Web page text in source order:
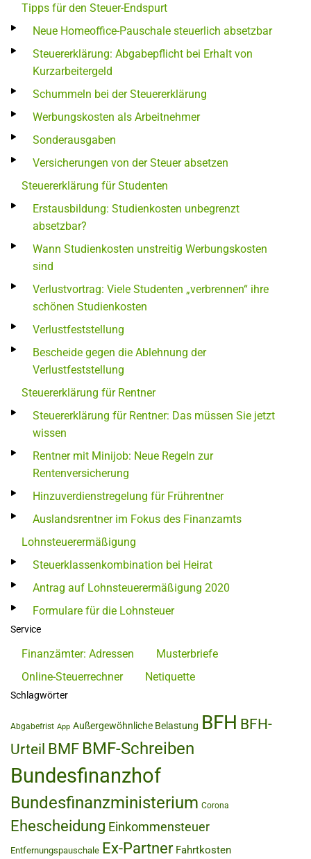
Tipps für den Steuer-Endspurt
Neue Homeoffice-Pauschale steuerlich absetzbar
Steuererklärung: Abgabepflicht bei Erhalt von
Kurzarbeitergeld
Schummeln bei der Steuererklärung
Werbungskosten als Arbeitnehmer
Sonderausgaben
Versicherungen von der Steuer absetzen
Steuererklärung für Studenten
Erstausbildung: Studienkosten unbegrenzt
absetzbar?
Wann Studienkosten unstreitig Werbungskosten
sind
Verlustvortrag: Viele Studenten „verbrennen“ ihre
schönen Studienkosten
Verlustfeststellung
Bescheide gegen die Ablehnung der
Verlustfeststellung
Steuererklärung für Rentner
Steuererklärung für Rentner: Das müssen Sie jetzt
wissen
Rentner mit Minijob: Neue Regeln zur
Rentenversicherung
Hinzuverdienstregelung für Frührentner
Auslandsrentner im Fokus des Finanzamts
Lohnsteuerermäßigung
Steuerklassenkombination bei Heirat
Antrag auf Lohnsteuerermäßigung 2020
Formulare für die Lohnsteuer
Service
Finanzämter: Adressen
Musterbriefe
Online-Steuerrechner
Netiquette
Schlagwörter
Abgabefrist App Außergewöhnliche Belastung BFH BFH-
Urteil BMF BMF-Schreiben
Bundesfinanzhof
Bundesfinanzministerium Corona
Ehescheidung Einkommensteuer
Entfernungspauschale Ex-Partner Fahrtkosten